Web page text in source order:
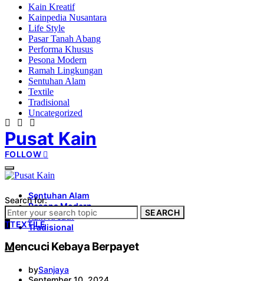
Kain Kreatif
Kainpedia Nusantara
Life Style
Pasar Tanah Abang
Performa Khusus
Pesona Modern
Ramah Lingkungan
Sentuhan Alam
Textile
Tradisional
Uncategorized
Pusat Kain
FOLLOW
Sentuhan Alam
Pesona Modern
Kain Kreatif
Tradisional
Search for:
SEARCH
TTEXTILE
Mencuci Kebaya Berpayet
bySanjaya